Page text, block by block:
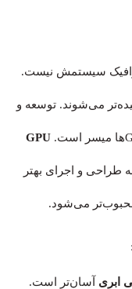
سیستمش نیست.
می‌شوند. توسعه و
GPU
طراحی و اجرای بهتر
می‌‌شود.
ابری آسان‌تر است.